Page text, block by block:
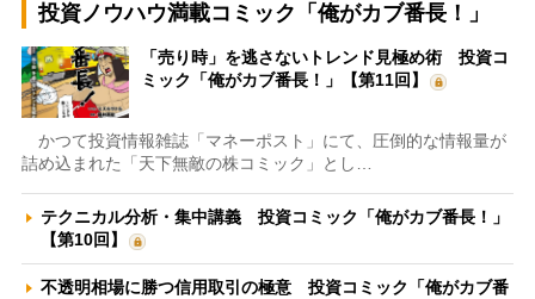
投資ノウハウ満載コミック「俺がカブ番長！」
「売り時」を逃さないトレンド見極め術 投資コ
ミック「俺がカブ番長！」【第11回】
かつて投資情報雑誌「マネーポスト」にて、圧倒的な情報量が
詰め込まれた「天下無敵の株コミック」とし…
テクニカル分析・集中講義 投資コミック「俺がカブ番長！」
【第10回】
不透明相場に勝つ信用取引の極意 投資コミック「俺がカブ番